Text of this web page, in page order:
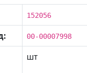
152056
00-00007998
шт